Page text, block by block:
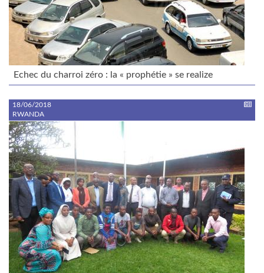
Echec du charroi zéro : la « prophétie » se realize
18/06/2018
RWANDA